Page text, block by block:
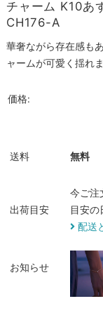
チャーム K10あ
CH176-A
華奢ながら存在感も
ャームが可愛く揺れ
価格:
送料 無料
出荷目安
今ご注
目安の
配送
お知らせ